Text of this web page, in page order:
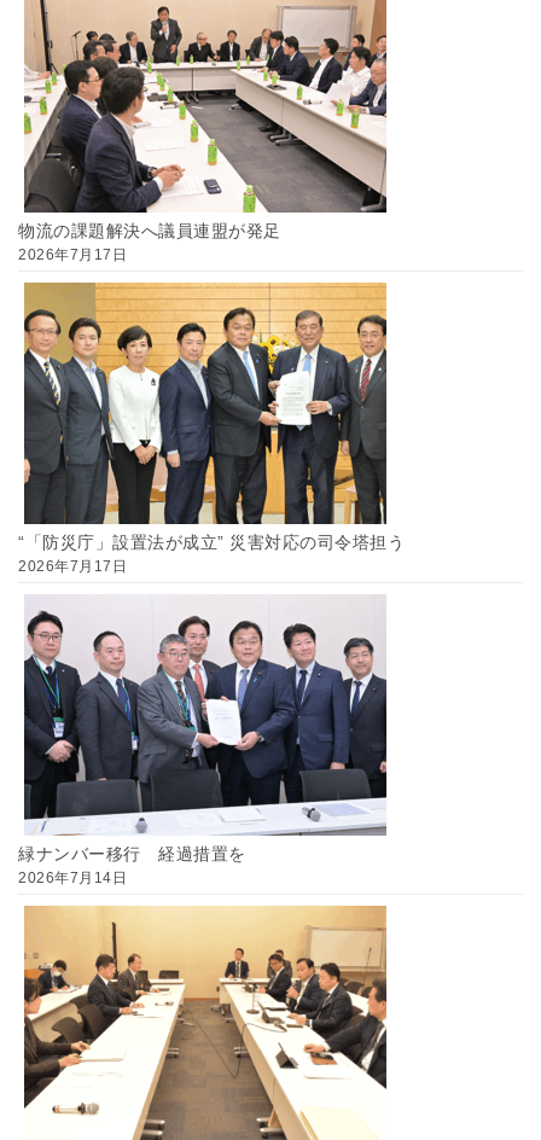
物流の課題解決へ議員連盟が発足
2026年7月17日
“「防災庁」設置法が成立” 災害対応の司令塔担う
2026年7月17日
緑ナンバー移行 経過措置を
2026年7月14日